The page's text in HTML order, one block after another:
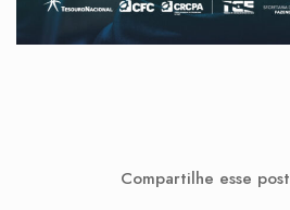
Compartilhe esse post